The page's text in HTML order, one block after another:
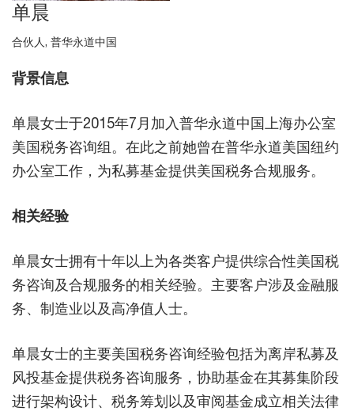
单晨
合伙人, 普华永道中国
背景信息
单晨女士于2015年7月加入普华永道中国上海办公室
美国税务咨询组。在此之前她曾在普华永道美国纽约
办公室工作，为私募基金提供美国税务合规服务。
相关经验
单晨女士拥有十年以上为各类客户提供综合性美国税
务咨询及合规服务的相关经验。主要客户涉及金融服
务、制造业以及高净值人士。
单晨女士的主要美国税务咨询经验包括为离岸私募及
风投基金提供税务咨询服务，协助基金在其募集阶段
进行架构设计、税务筹划以及审阅基金成立相关法律